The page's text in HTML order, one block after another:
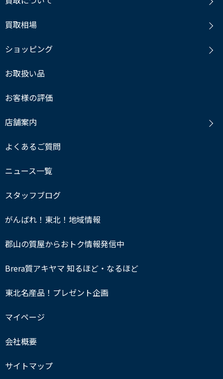
買取相場
ショッピング
お取扱い品
お客様の評価
店舗案内
よくあるご質問
ニュース一覧
スタッフブログ
がんばれ！東北！地域情報
郡山の質屋からおトク情報発信中
Brera質アキヤマ 知るほど・なるほど
東北名産品！プレゼント企画
マイページ
会社概要
サイトマップ